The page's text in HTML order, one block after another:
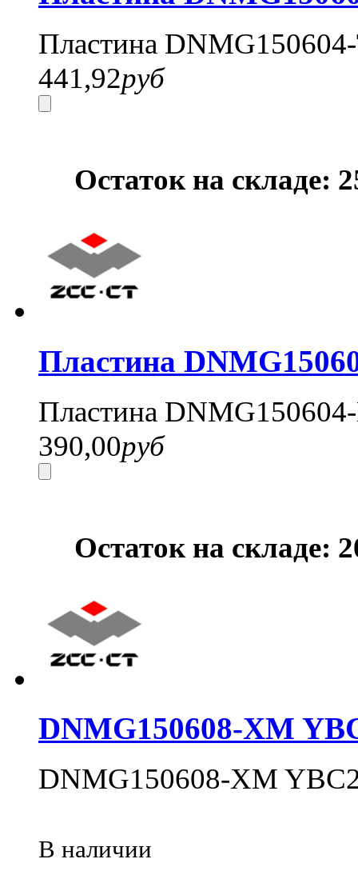
Пластина
441,92руб
Остаток на складе:
Пластина
Пластина
390,00руб
Остаток на складе:
DNMG150608-XM
DNMG150608-XM
В наличии